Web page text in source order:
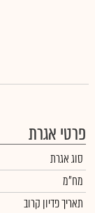
פרטי אגרת
סוג אגרת
מח"מ
תאריך פדיון קרוב